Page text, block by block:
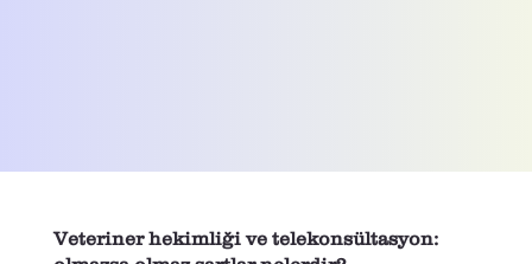
Veteriner hekimliği ve telekonsültasyon: